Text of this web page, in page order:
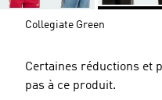
Collegiate Green
Certaines réductions et
pas à ce produit.